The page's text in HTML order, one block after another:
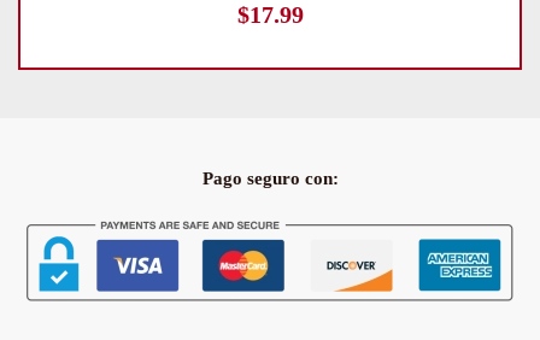
$29.99
Pago seguro con: